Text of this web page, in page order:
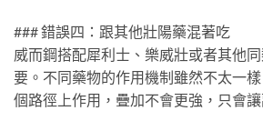
### 錯誤四：跟其他壯陽藥混著吃
威而鋼搭配犀利士、樂威壯或者其他
要。不同藥物的作用機制雖然不太一
個路徑上作用，疊加不會更強，只會